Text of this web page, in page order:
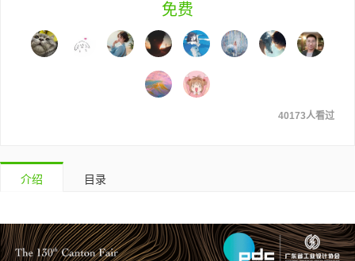
免费
40173人看过
介绍 目录